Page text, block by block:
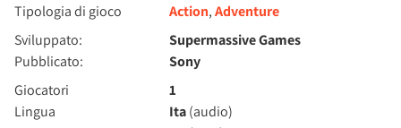
Tipologia di gioco
Action,Adventure
Sviluppato:
Supermassive Games
Pubblicato:
Sony
Giocatori
1
Lingua
Ita(audio)